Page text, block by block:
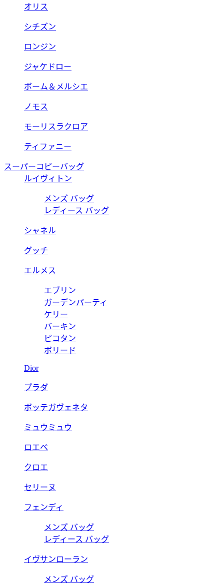
オリス
シチズン
ロンジン
ジャケドロー
ボーム＆メルシエ
ノモス
モーリスラクロア
ティファニー
スーパーコピーバッグ
ルイヴィトン
メンズ バッグ
レディース バッグ
シャネル
グッチ
エルメス
エブリン
ガーデンパーティ
ケリー
バーキン
ピコタン
ボリード
Dior
プラダ
ボッテガヴェネタ
ミュウミュウ
ロエベ
クロエ
セリーヌ
フェンディ
メンズ バッグ
レディース バッグ
イヴサンローラン
メンズ バッグ